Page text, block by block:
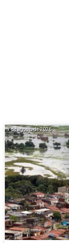
7 de agosto de 2026